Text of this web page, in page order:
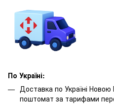
По Україні:
Доставка по Україні
поштомат за тарифами